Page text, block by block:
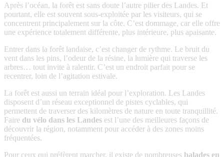
Après l’océan, la forêt est sans doute l’autre pilier des Landes. Et
pourtant, elle est souvent sous-exploitée par les visiteurs, qui se
concentrent principalement sur la côte. C’est dommage, car elle offre
une expérience totalement différente, plus intérieure, plus apaisante.
Entrer dans la forêt landaise, c’est changer de rythme. Le bruit du
vent dans les pins, l’odeur de la résine, la lumière qui traverse les
arbres… tout invite à ralentir. C’est un endroit parfait pour se
recentrer, loin de l’agitation estivale.
La forêt est aussi un terrain idéal pour l’exploration. Les Landes
disposent d’un réseau exceptionnel de pistes cyclables, qui
permettent de traverser des kilomètres de nature en toute tranquillité.
Faire du vélo dans les Landes est l’une des meilleures façons de
découvrir la région, notamment pour accéder à des zones moins
fréquentées.
Pour ceux qui préfèrent marcher, il existe de nombreuses balades en